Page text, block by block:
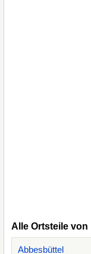
Alle Ortsteile von
Abbesbüttel